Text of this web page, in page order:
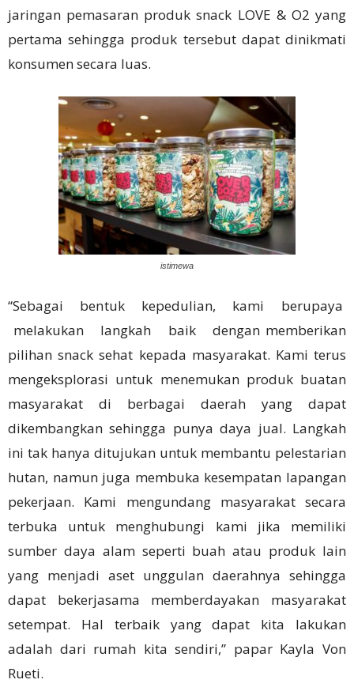
jaringan pemasaran produk snack LOVE & O2 yang
pertama sehingga produk tersebut dapat dinikmati
konsumen secara luas.
istimewa
“Sebagai bentuk kepedulian, kami berupaya
melakukan langkah baik dengan memberikan
pilihan snack sehat kepada masyarakat. Kami terus
mengeksplorasi untuk menemukan produk buatan
masyarakat di berbagai daerah yang dapat
dikembangkan sehingga punya daya jual. Langkah
ini tak hanya ditujukan untuk membantu pelestarian
hutan, namun juga membuka kesempatan lapangan
pekerjaan. Kami mengundang masyarakat secara
terbuka untuk menghubungi kami jika memiliki
sumber daya alam seperti buah atau produk lain
yang menjadi aset unggulan daerahnya sehingga
dapat bekerjasama memberdayakan masyarakat
setempat. Hal terbaik yang dapat kita lakukan
adalah dari rumah kita sendiri,” papar Kayla Von
Rueti.